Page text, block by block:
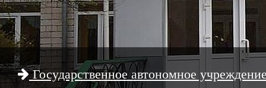
Государственное автономное